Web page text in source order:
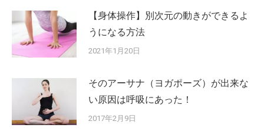
【身体操作】別次元の動きができるよ
うになる方法
2021年1月20日
そのアーサナ（ヨガポーズ）が出来な
い原因は呼吸にあった！
2017年2月9日